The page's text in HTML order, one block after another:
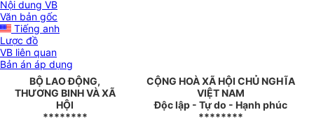
Nội dung VB
Văn bản gốc
Tiếng anh
Lược đồ
VB liên quan
Bản án áp dụng
BỘ LAO ĐỘNG,
THƯƠNG BINH VÀ XÃ
HỘI
********
CỘNG HOÀ XÃ HỘI CHỦ NGHĨA
VIỆT NAM
Độc lập - Tự do - Hạnh phúc
********